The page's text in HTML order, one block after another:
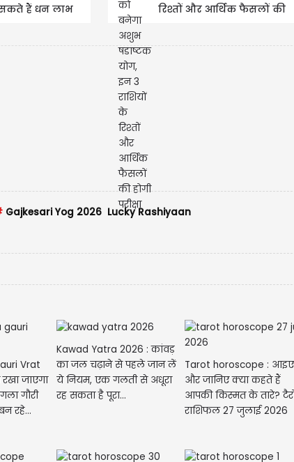
हैं धन लाभ
रिश्तों और आर्थिक फैसलों की
Gajkesari Yog 2026 Lucky Rashiyaan
Vrat
जाएगा
गौरी
रहे...
Kawad Yatra 2026 : कांवड़
का जल चढ़ाने से पहले जान लें
ये नियम, एक गलती से अधूरा
रह सकता है पूरा...
Tarot horoscope : आइए
और जानिए क्या कहते हैं
आपकी किस्मत के तारे?
राशिफल 27 जुलाई 2026